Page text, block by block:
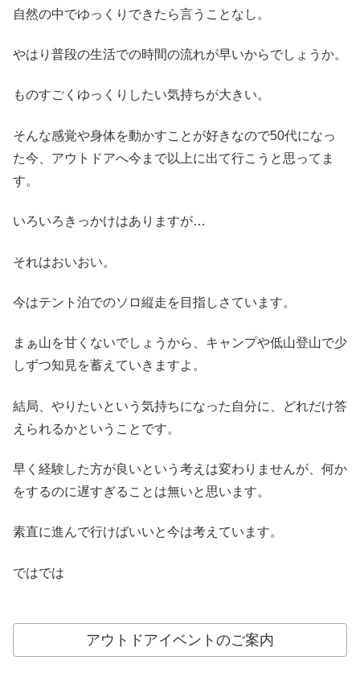
自然の中でゆっくりできたら言うことなし。
やはり普段の生活での時間の流れが早いからでしょうか。
ものすごくゆっくりしたい気持ちが大きい。
そんな感覚や身体を動かすことが好きなので50代になっ
た今、アウトドアへ今まで以上に出て行こうと思ってま
す。
いろいろきっかけはありますが…
それはおいおい。
今はテント泊でのソロ縦走を目指しさています。
まぁ山を甘くないでしょうから、キャンプや低山登山で少
しずつ知見を蓄えていきますよ。
結局、やりたいという気持ちになった自分に、どれだけ答
えられるかということです。
早く経験した方が良いという考えは変わりませんが、何か
をするのに遅すぎることは無いと思います。
素直に進んで行けばいいと今は考えています。
ではでは
アウトドアイベントのご案内